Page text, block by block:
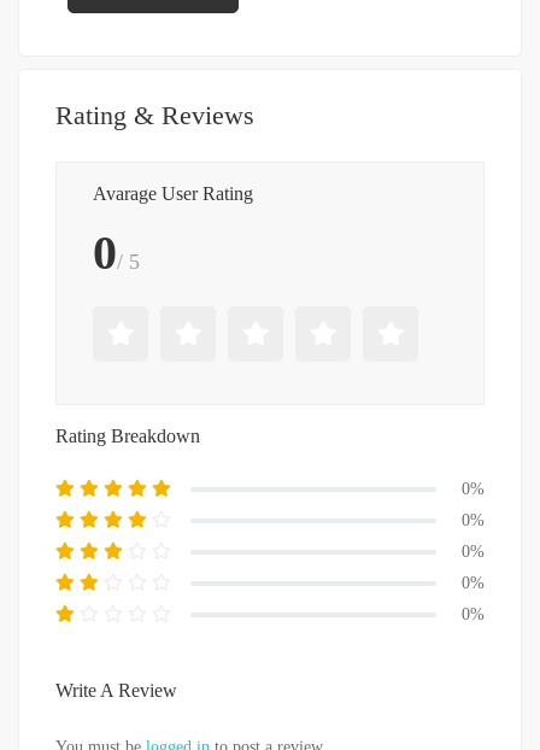
Rating & Reviews
Avarage User Rating
0/ 5
Rating Breakdown
0%
0%
0%
0%
0%
Write A Review